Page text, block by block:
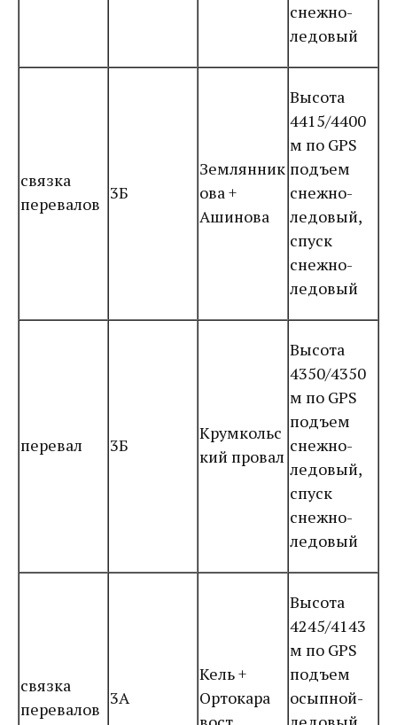
снежно-
ледовый
связка
перевалов
3Б
Землянник
ова +
Ашинова
Высота
4415/4400
м по GPS
подъем
снежно-
ледовый,
спуск
снежно-
ледовый
перевал 3Б
Крумкольс
кий провал
Высота
4350/4350
м по GPS
подъем
снежно-
ледовый,
спуск
снежно-
ледовый
связка
перевалов
3А
Кель +
Ортокара
Высота
4245/4143
м по GPS
подъем
осыпной-